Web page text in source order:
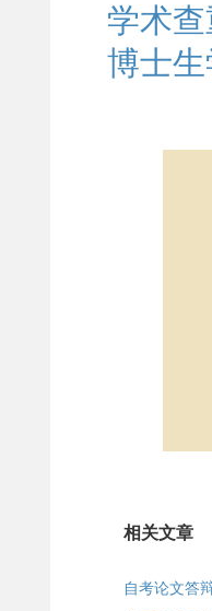
学术
博士
相关文章
自考论文答